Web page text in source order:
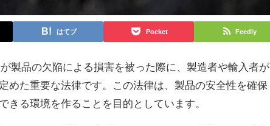
はてブ Pocket Feedly
製品の欠陥による損害を被った際に、製造者や輸入者が
めた重要な法律です。この法律は、製品の安全性を確保
きる環境を作ることを目的としています。